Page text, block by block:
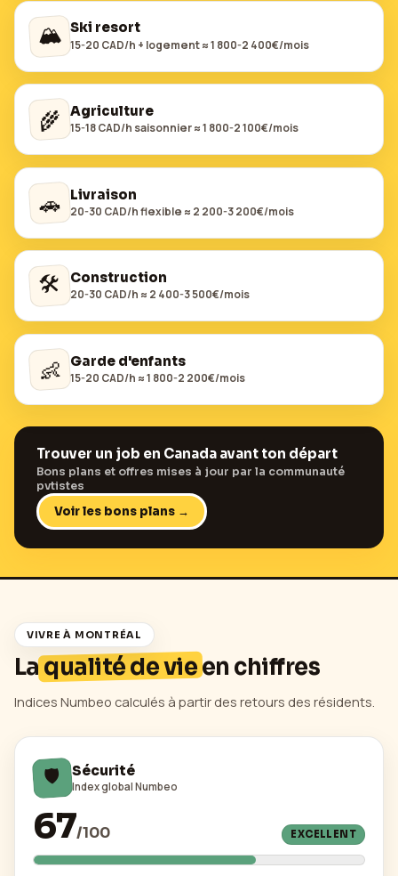
🏔️ Ski resort
15-20 CAD/h + logement ≈ 1 800-2 400€/mois
🌾 Agriculture
15-18 CAD/h saisonnier ≈ 1 800-2 100€/mois
🚗 Livraison
20-30 CAD/h flexible ≈ 2 200-3 200€/mois
🛠️ Construction
20-30 CAD/h ≈ 2 400-3 500€/mois
👶 Garde d'enfants
15-20 CAD/h ≈ 1 800-2 200€/mois
Trouver un job en Canada avant ton départ
Bons plans et offres mises à jour par la communauté
pvtistes
Voir les bons plans →
VIVRE À MONTRÉAL
Laqualité de vieen chiffres
Indices Numbeo calculés à partir des retours des résidents.
🛡️ Sécurité
Index global Numbeo
67/100 EXCELLENT